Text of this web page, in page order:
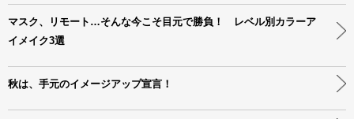
マスク、リモート…そんな今こそ目元で勝負！ レベル別カラーア
イメイク3選
秋は、手元のイメージアップ宣言！